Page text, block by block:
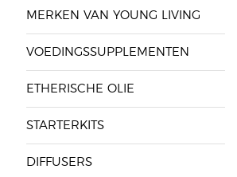
MERKEN VAN YOUNG LIVING
VOEDINGSSUPPLEMENTEN
ETHERISCHE OLIE
STARTERKITS
DIFFUSERS